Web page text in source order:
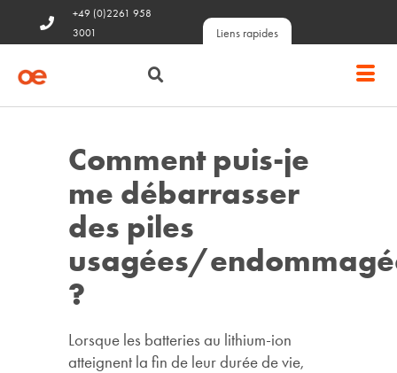
+49 (0)2261 958
3001
Liens rapides
Comment puis-je
me débarrasser
des piles
usagées/
?
Lorsque les batteries au lithium-ion
atteignent la fin de leur durée de vie,